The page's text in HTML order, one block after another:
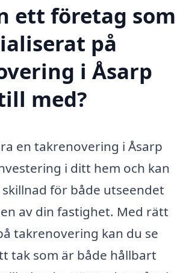
ett företag som
på
i Åsarp
med?
en takrenovering i Åsarp
i ditt hem och kan
för både utseendet
av din fastighet. Med rätt
takrenovering kan du se
tak som är både hållbart